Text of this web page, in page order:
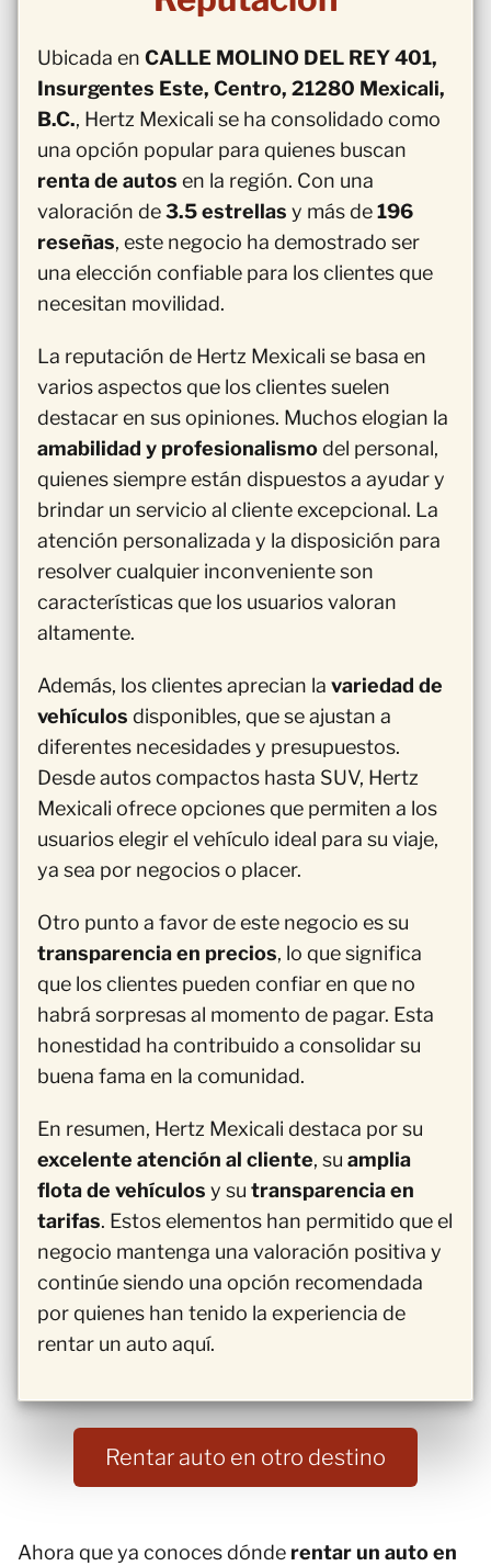
Ubicada en CALLE MOLINO DEL REY 401,
Insurgentes Este, Centro, 21280 Mexicali,
B.C., Hertz Mexicali se ha consolidado como
una opción popular para quienes buscan
renta de autos en la región. Con una
valoración de3.5 estrellas y más de196
reseñas, este negocio ha demostrado ser
una elección confiable para los clientes que
necesitan movilidad.
La reputación de Hertz Mexicali se basa en
varios aspectos que los clientes suelen
destacar en sus opiniones. Muchos elogian la
amabilidad y profesionalismodel personal,
quienes siempre están dispuestos a ayudar y
brindar un servicio al cliente excepcional. La
atención personalizada y la disposición para
resolver cualquier inconveniente son
características que los usuarios valoran
altamente.
Además, los clientes aprecian la variedad de
vehículos disponibles, que se ajustan a
diferentes necesidades y presupuestos.
Desde autos compactos hasta SUV, Hertz
Mexicali ofrece opciones que permiten a los
usuarios elegir el vehículo ideal para su viaje,
ya sea por negocios o placer.
Otro punto a favor de este negocio es su
transparencia en precios, lo que significa
que los clientes pueden confiar en que no
habrá sorpresas al momento de pagar. Esta
honestidad ha contribuido a consolidar su
buena fama en la comunidad.
En resumen, Hertz Mexicali destaca por su
excelente atención al cliente, su amplia
flota de vehículos y su transparencia en
tarifas. Estos elementos han permitido que el
negocio mantenga una valoración positiva y
continúe siendo una opción recomendada
por quienes han tenido la experiencia de
rentar un auto aquí.
Rentar auto en otro destino
Ahora que ya conoces dónde rentar un auto en